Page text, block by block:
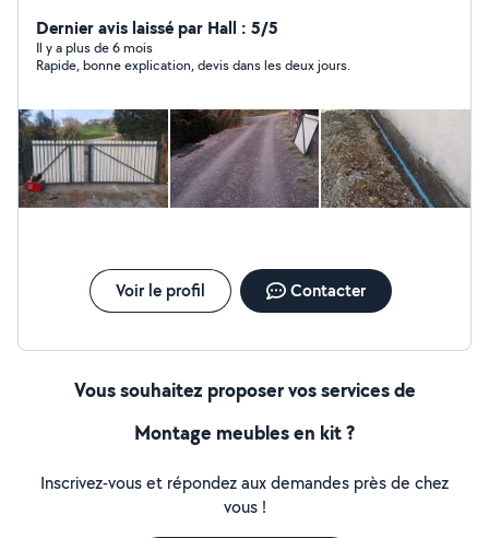
Dernier avis laissé par Hall : 5/5
Il y a plus de 6 mois
Rapide, bonne explication, devis dans les deux jours.
Voir le profil Contacter
Vous souhaitez proposer vos services de
Montage meubles en kit ?
Inscrivez-vous et répondez aux demandes près de chez
vous !